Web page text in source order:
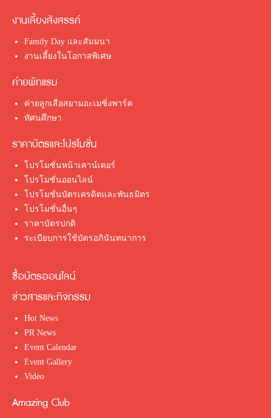
งานเลี้ยงสังสรรค์
Family Day และสัมมนา
งานเลี้ยงในโอกาสพิเศษ
ค่ายพักแรม
ค่ายลูกเสือสยามอะเมซิ่งพาร์ค
ทัศนศึกษา
ราคาบัตรและโปรโมชั่น
โปรโมชั่นหน้าเคาน์เตอร์
โปรโมชั่นออนไลน์
โปรโมชั่นบัตรเครดิตและพันธมิตร
โปรโมชั่นอื่นๆ
ราคาบัตรปกติ
ระเบียบการใช้บัตรอภินันทนาการ
ซื้อบัตรออนไลน์
ข่าวสารและกิจกรรม
Hot News
PR News
Event Calendar
Event Gallery
Video
Amazing Club